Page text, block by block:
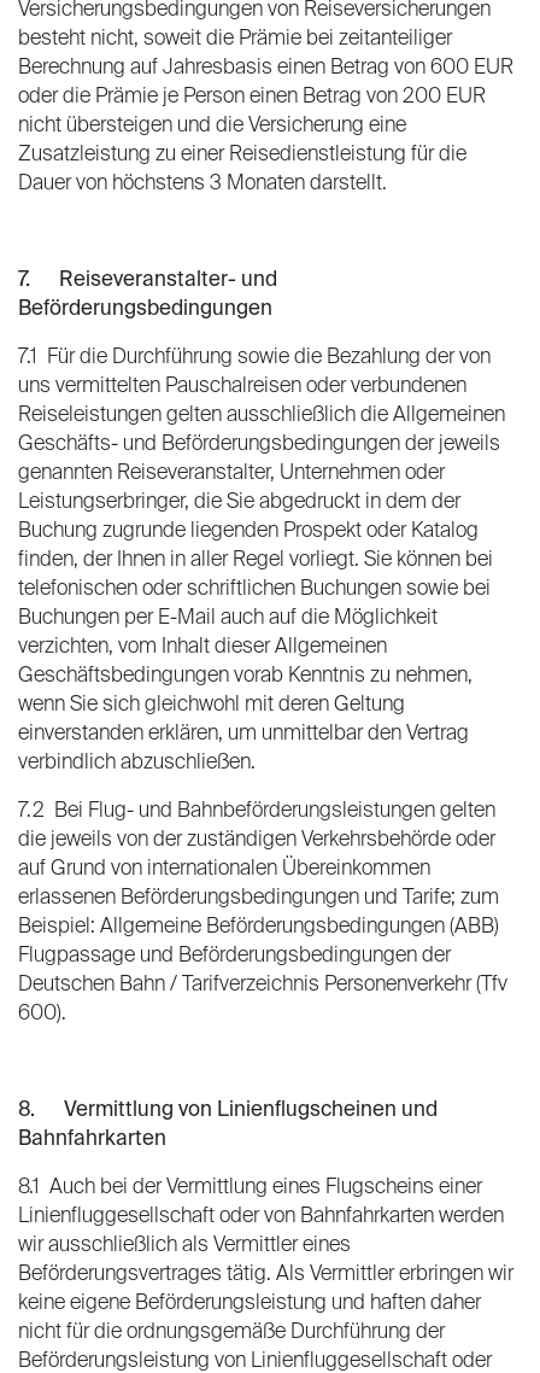
Versicherungsbedingungen von Reiseversicherungen
besteht nicht, soweit die Prämie bei zeitanteiliger
Berechnung auf Jahresbasis einen Betrag von 600 EUR
oder die Prämie je Person einen Betrag von 200 EUR
nicht übersteigen und die Versicherung eine
Zusatzleistung zu einer Reisedienstleistung für die
Dauer von höchstens 3 Monaten darstellt.
7. Reiseveranstalter- und
Beförderungsbedingungen
7.1 Für die Durchführung sowie die Bezahlung der von
uns vermittelten Pauschalreisen oder verbundenen
Reiseleistungen gelten ausschließlich die Allgemeinen
Geschäfts- und Beförderungsbedingungen der jeweils
genannten Reiseveranstalter, Unternehmen oder
Leistungserbringer, die Sie abgedruckt in dem der
Buchung zugrunde liegenden Prospekt oder Katalog
finden, der Ihnen in aller Regel vorliegt. Sie können bei
telefonischen oder schriftlichen Buchungen sowie bei
Buchungen per E-Mail auch auf die Möglichkeit
verzichten, vom Inhalt dieser Allgemeinen
Geschäftsbedingungen vorab Kenntnis zu nehmen,
wenn Sie sich gleichwohl mit deren Geltung
einverstanden erklären, um unmittelbar den Vertrag
verbindlich abzuschließen.
7.2 Bei Flug- und Bahnbeförderungsleistungen gelten
die jeweils von der zuständigen Verkehrsbehörde oder
auf Grund von internationalen Übereinkommen
erlassenen Beförderungsbedingungen und Tarife; zum
Beispiel: Allgemeine Beförderungsbedingungen (ABB)
Flugpassage und Beförderungsbedingungen der
Deutschen Bahn / Tarifverzeichnis Personenverkehr (Tfv
600).
8. Vermittlung von Linienflugscheinen und
Bahnfahrkarten
8.1 Auch bei der Vermittlung eines Flugscheins einer
Linienfluggesellschaft oder von Bahnfahrkarten werden
wir ausschließlich als Vermittler eines
Beförderungsvertrages tätig. Als Vermittler erbringen wir
keine eigene Beförderungsleistung und haften daher
nicht für die ordnungsgemäße Durchführung der
Beförderungsleistung von Linienfluggesellschaft oder